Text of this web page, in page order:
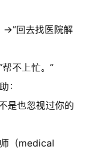
回去找医院解
不上忙。”
：
是也忽视过你的
（medical